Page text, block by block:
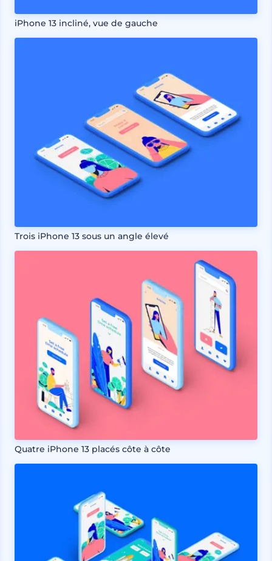
iPhone 13 incliné, vue de gauche
Trois iPhone 13 sous un angle élevé
Quatre iPhone 13 placés côte à côte